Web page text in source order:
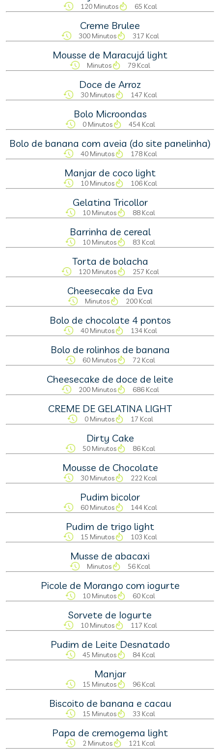
120 Minutos 65 Kcal
Creme Brulee
300 Minutos 317 Kcal
Mousse de Maracujá light
Minutos 79 Kcal
Doce de Arroz
30 Minutos 147 Kcal
Bolo Microondas
0 Minutos 454 Kcal
Bolo de banana com aveia (do site panelinha)
40 Minutos 178 Kcal
Manjar de coco light
10 Minutos 106 Kcal
Gelatina Tricollor
10 Minutos 88 Kcal
Barrinha de cereal
10 Minutos 83 Kcal
Torta de bolacha
120 Minutos 257 Kcal
Cheesecake da Eva
Minutos 200 Kcal
Bolo de chocolate 4 pontos
40 Minutos 134 Kcal
Bolo de rolinhos de banana
60 Minutos 72 Kcal
Cheesecake de doce de leite
200 Minutos 686 Kcal
CREME DE GELATINA LIGHT
0 Minutos 17 Kcal
Dirty Cake
50 Minutos 86 Kcal
Mousse de Chocolate
30 Minutos 222 Kcal
Pudim bicolor
60 Minutos 144 Kcal
Pudim de trigo light
15 Minutos 103 Kcal
Musse de abacaxi
Minutos 56 Kcal
Picole de Morango com iogurte
10 Minutos 60 Kcal
Sorvete de Iogurte
10 Minutos 117 Kcal
Pudim de Leite Desnatado
45 Minutos 84 Kcal
Manjar
15 Minutos 96 Kcal
Biscoito de banana e cacau
15 Minutos 33 Kcal
Papa de cremogema light
2 Minutos 121 Kcal